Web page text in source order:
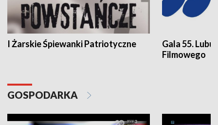
I Żarskie Śpiewanki Patriotyczne
Gala 55.
Filmowego
GOSPODARKA